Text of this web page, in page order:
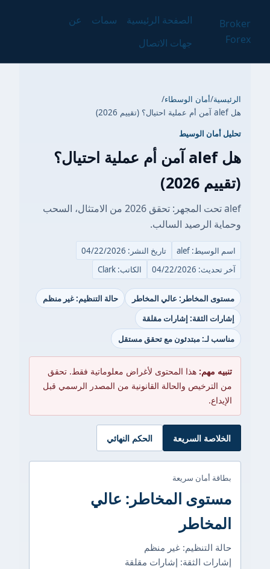
Broker
Forex
الصفحة الرئيسية سمات
عن
جهات الاتصال
الرئيسية/أمان الوسطاء/
هل alef آمن أم عملية احتيال؟ (تقييم 2026)
تحليل أمان الوسيط
هل alef آمن أم عملية احتيال؟
(تقييم 2026)
alef تحت المجهر: تحقق 2026 من الامتثال، السحب
وحماية الرصيد السالب.
اسم الوسيط: alef
تاريخ النشر: 04/22/2026
آخر تحديث: 04/22/2026
الكاتب: Clark
مستوى المخاطر: عالي المخاطر
حالة التنظيم: غير منظم
إشارات الثقة: إشارات مقلقة
مناسب لـ: مبتدئون مع تحقق مستقل
تنبيه مهم: هذا المحتوى لأغراض معلوماتية فقط. تحقق
من الترخيص والحالة القانونية من المصدر الرسمي قبل
الإيداع.
الخلاصة السريعة الحكم النهائي
بطاقة أمان سريعة
مستوى المخاطر: عالي
المخاطر
حالة التنظيم: غير منظم
إشارات الثقة: إشارات مقلقة